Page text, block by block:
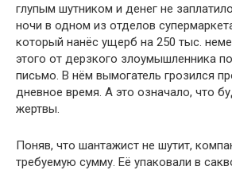
глупым шутником и денег не
ночи в одном из отделов
который нанёс ущерб на 250 тыс.
этого от дерзкого злоумышленника
письмо. В нём вымогатель грозился
дневное время. А это означало, что
жертвы.
Поняв, что шантажист не шутит,
требуемую сумму. Её упаковали в